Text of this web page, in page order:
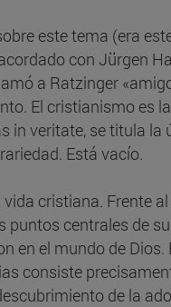
este tema (era
con Jürgen
a Ratzinger
El cristianismo es
in veritate, se titula
Está vacío.
cristiana.
puntos centrales de
el mundo de
consiste
de la